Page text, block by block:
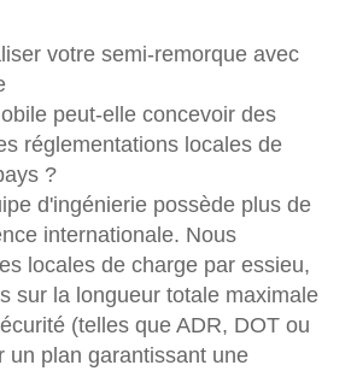
votre semi-remorque avec
peut-elle concevoir des
réglementations locales de
?
d'ingénierie possède plus de
internationale. Nous
locales de charge par essieu,
sur la longueur totale maximale
(telles que ADR, DOT ou
un plan garantissant une